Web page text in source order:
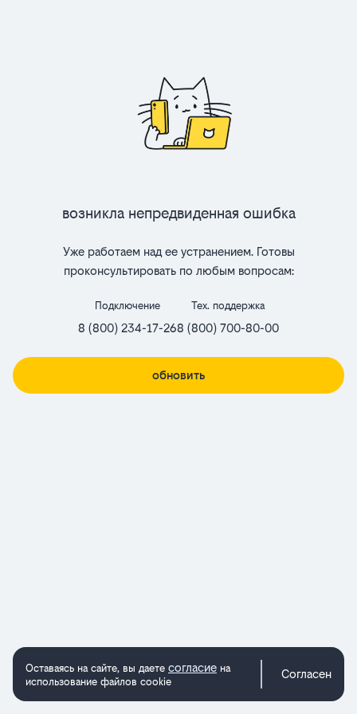
Возникла непредвиденная ошибка
Уже работаем над ее устранением. Готовы
проконсультировать по любым вопросам:
Подключение
8 (800) 234-17-26
Тех. поддержка
8 (800) 700-80-00
обновить
Оставаясь на сайте, вы даете согласие на
использование файлов cookie
Согласен